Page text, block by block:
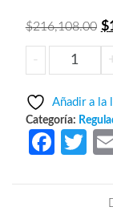
$216,108.00 El
$
-
CDP
UPO22-
RT-
6
KVA/
Añadir a la
Categoría:
Fa
T
itt